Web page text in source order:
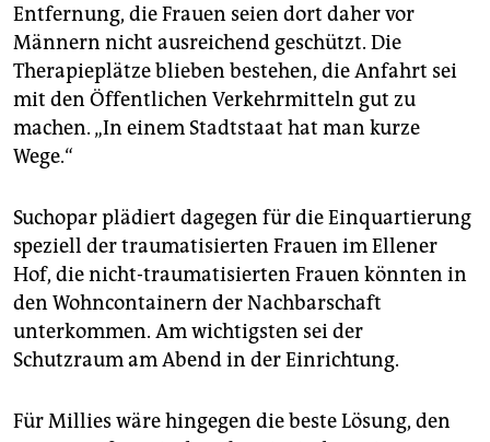
Entfernung, die Frauen seien dort daher vor
Männern nicht ausreichend geschützt. Die
Therapieplätze blieben bestehen, die Anfahrt sei
mit den Öffentlichen Verkehrmitteln gut zu
machen. „In einem Stadtstaat hat man kurze
Wege.“
Suchopar plädiert dagegen für die Einquartierung
speziell der traumatisierten Frauen im Ellener
Hof, die nicht-traumatisierten Frauen könnten in
den Wohncontainern der Nachbarschaft
unterkommen. Am wichtigsten sei der
Schutzraum am Abend in der Einrichtung.
Für Millies wäre hingegen die beste Lösung, den